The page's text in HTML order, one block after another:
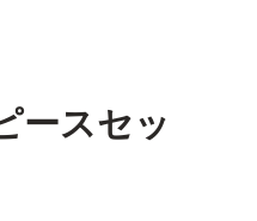
ースセッ